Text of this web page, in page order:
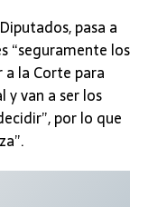
pasa a
“seguramente los
la Corte para
y van a ser los
por lo que